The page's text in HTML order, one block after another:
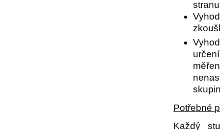
Potřebné
Každý